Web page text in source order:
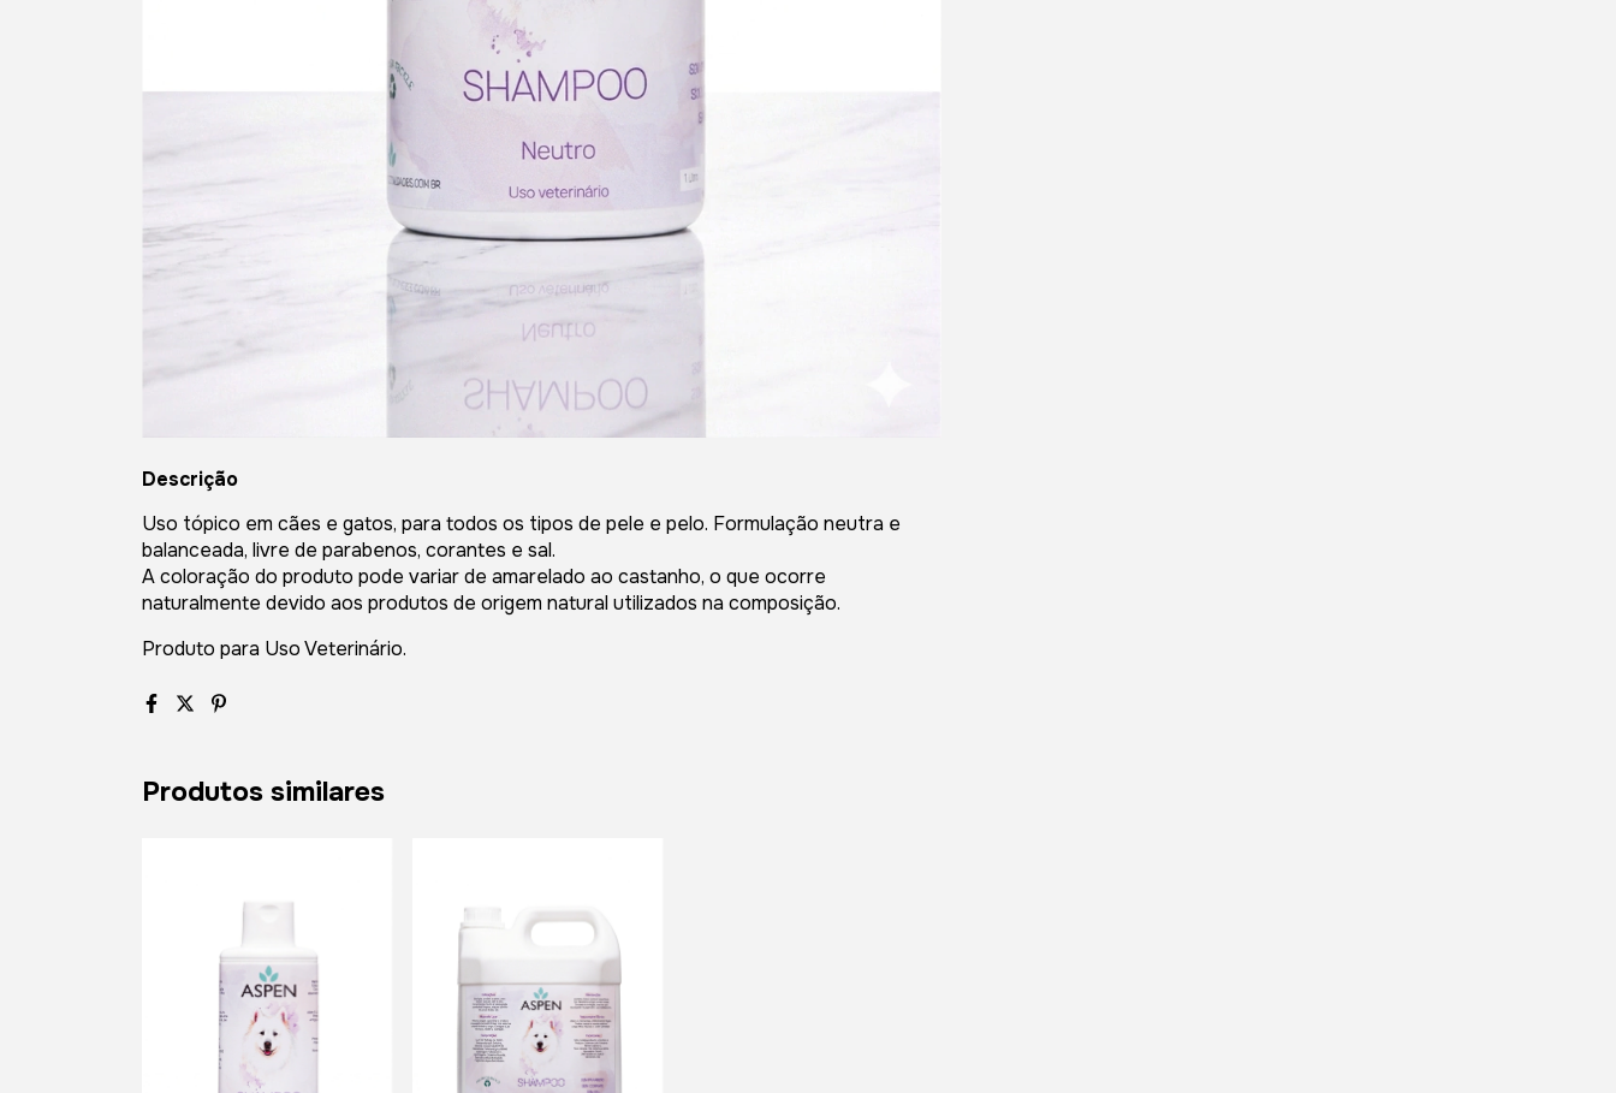
Descrição
Uso tópico em cães e gatos, para todos os tipos de pele e pelo. Formulação neutra e
balanceada, livre de parabenos, corantes e sal.
A coloração do produto pode variar de amarelado ao castanho, o que ocorre
naturalmente devido aos produtos de origem natural utilizados na composição.
Produto para Uso Veterinário.
Produtos similares